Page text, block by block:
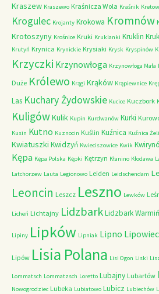
Kraszew Kraszewo Kraśnicza Wola Kraśnik
Krogulec Krojanty Krokowa Kromnów
Krotoszyny Krośnice Kruki Kruklanki Kruklin
Krutyń Krynica Krynickie Krysiaki Krysk Kryspinów
Krzyczki Krzynowłoga Krzynowłoga Mała
Duże Królewo Krągi Krąków Krąpiewnice
Las Kuchary Żydowskie Kucice Kuczbork
KuligówKulik Kupin Kurdwanów Kurki
Kusin Kutno Kuznocin Kuślin Kuźnica Kuźnica
Kwiatuszki Kwidzyń Kwieciszowice Kwik
Kępa Kępa Polska Kępki Kętrzyn Kłanino Kłodawa
Latchorzew Lauta Legionowo Leiden Leidschendam
Leoncin Leszcz Leszno Lewków
Licheń Lichtajny LidzbarkLidzbark
Lipiny Lipków Lipniak Lipno
Lipów Lisia Polana Lisi Ogon Liski
Lommatsch Lommatzsch Loretto Lubajny Lubartów
Nowogrodziec Lubeka Lubiatowo Lubicz Lubiechów